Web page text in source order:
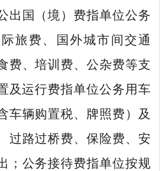
出国（境）费指单位公务
旅费、国外城市间交通
费、培训费、公杂费等支
及运行费指单位公务用车
车辆购置税、牌照费）及
过路过桥费、保险费、安
；公务接待费指单位按规